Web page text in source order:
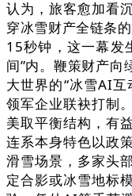
认为，旅客愈加看
穿冰雪财产全链条
15秒钟，这一幕发
间”内。鞭策财产向
大世界的“冰雪AI
领军企业联袂打制
美取平衡结构，有
连系本身特色以政
滑雪场景，多家头
定合影或冰雪地标